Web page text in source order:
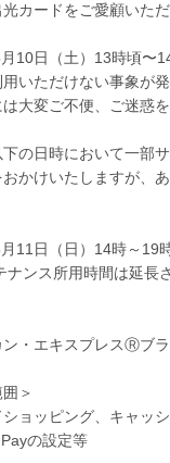
カードをご愛顧いた
10日（土）13時頃〜
いただけない事象が
大変ご不便、ご迷惑
下の日時において一部
かけいたしますが、
11日（日）14時～19
ンス所用時間は延長
ン・エキスプレスⓇブ
＞
ショッピング、キャッ
Payの設定等